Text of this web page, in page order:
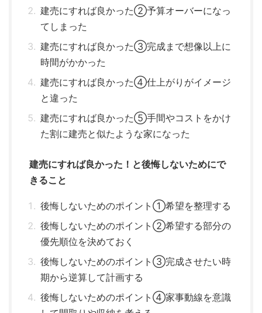
建売にすれば良かった②予算オーバーになっ
てしまった
建売にすれば良かった③完成まで想像以上に
時間がかかった
建売にすれば良かった④仕上がりがイメージ
と違った
建売にすれば良かった⑤手間やコストをかけ
た割に建売と似たような家になった
建売にすれば良かった！と後悔しないためにで
きること
後悔しないためのポイント①希望を整理する
後悔しないためのポイント②希望する部分の
優先順位を決めておく
後悔しないためのポイント③完成させたい時
期から逆算して計画する
後悔しないためのポイント④家事動線を意識